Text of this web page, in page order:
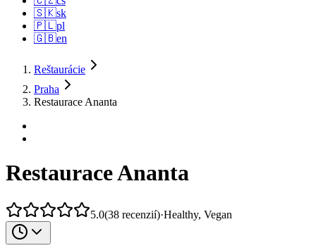
🇸🇰sk
🇵🇱pl
🇬🇧en
Reštaurácie
Praha
Restaurace Ananta
Restaurace Ananta
5.0(38 recenzií)·Healthy, Vegan